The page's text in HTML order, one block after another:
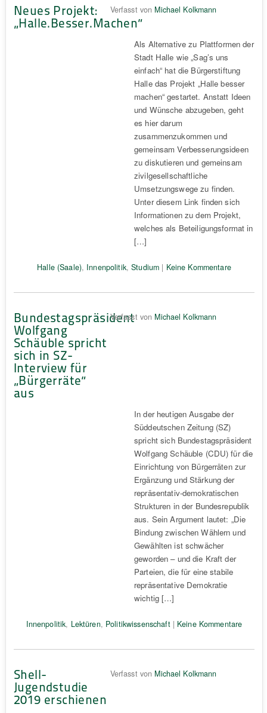
Neues Projekt:
„Halle.Besser.Machen“
Verfasst von Michael Kolkmann
Als Alternative zu Plattformen der
Stadt Halle wie „Sag’s uns
einfach“ hat die Bürgerstiftung
Halle das Projekt „Halle besser
machen“ gestartet. Anstatt Ideen
und Wünsche abzugeben, geht
es hier darum
zusammenzukommen und
gemeinsam Verbesserungsideen
zu diskutieren und gemeinsam
zivilgesellschaftliche
Umsetzungswege zu finden.
Unter diesem Link finden sich
Informationen zu dem Projekt,
welches als Beteiligungsformat in
[…]
Halle (Saale), Innenpolitik,Studium | Keine Kommentare
Bundestagspräsident
Wolfgang
Schäuble spricht
sich in SZ-
Interview für
„Bürgerräte“
aus
Verfasst von Michael Kolkmann
In der heutigen Ausgabe der
Süddeutschen Zeitung (SZ)
spricht sich Bundestagspräsident
Wolfgang Schäuble (CDU) für die
Einrichtung von Bürgerräten zur
Ergänzung und Stärkung der
repräsentativ-demokratischen
Strukturen in der Bundesrepublik
aus. Sein Argument lautet: „Die
Bindung zwischen Wählern und
Gewählten ist schwächer
geworden – und die Kraft der
Parteien, die für eine stabile
repräsentative Demokratie
wichtig […]
Innenpolitik, Lektüren, Politikwissenschaft| Keine Kommentare
Shell-
Jugendstudie
2019 erschienen
Verfasst von Michael Kolkmann